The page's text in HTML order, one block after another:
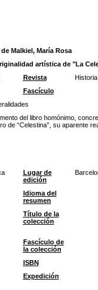
Malkiel, María Rosa
artística de "La
Revista
Fascículo
del libro homónimo,
de “Celestina”, su aparente
Lugar de
edición
Idioma del
resumen
Título de la
colección
Fascículo de
la colección
ISBN
Expedición